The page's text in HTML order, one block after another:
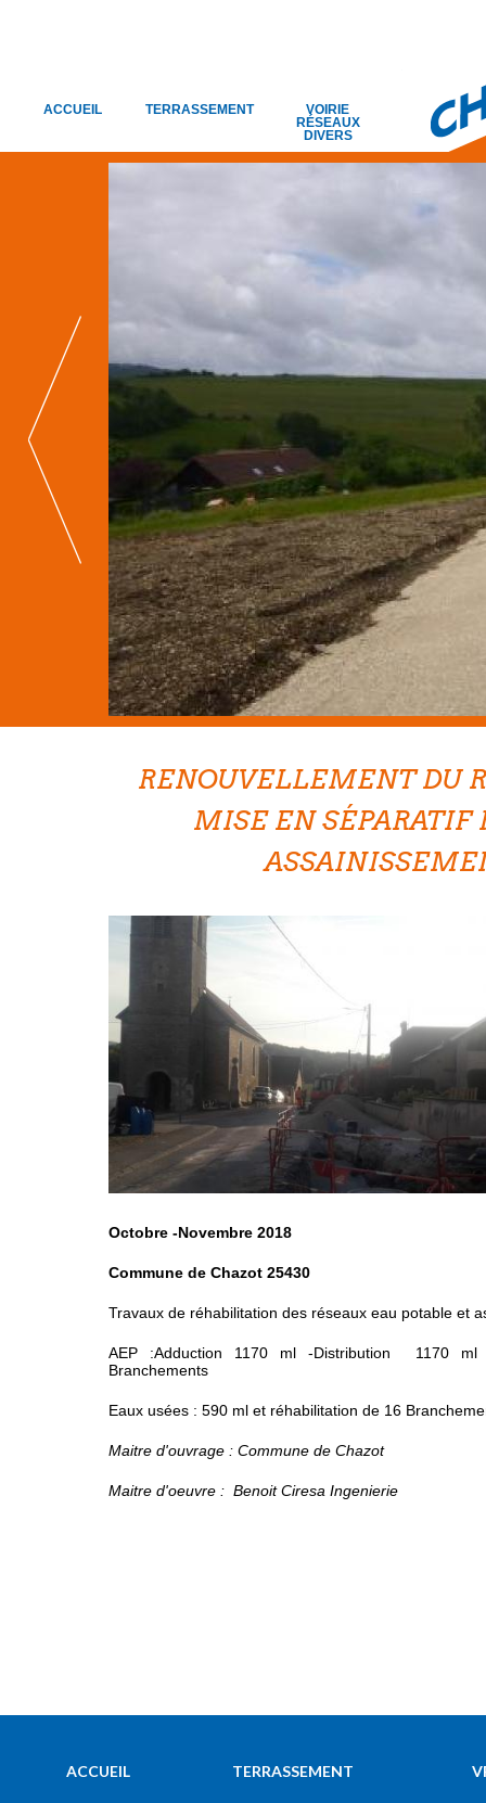
ACCUEIL TERRASSEMENT
VOIRIE
RÉSEAUX
DIVERS
RENOUVELLEMENT DU
MISE EN SÉPARATIF
Octobre -Novembre 2018
Commune de Chazot 25430
Travaux de réhabilitation des réseaux eau potable et
AEP :Adduction 1170 ml -Distribution 1170
Branchements
Eaux usées : 590 ml et réhabilitation de 16
Maitre d'ouvrage : Commune de Chazot
Maitre d'oeuvre : Benoit Ciresa Ingenierie
ACCUEIL TERRASSEMENT